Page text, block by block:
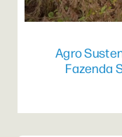
Agro
Fazenda